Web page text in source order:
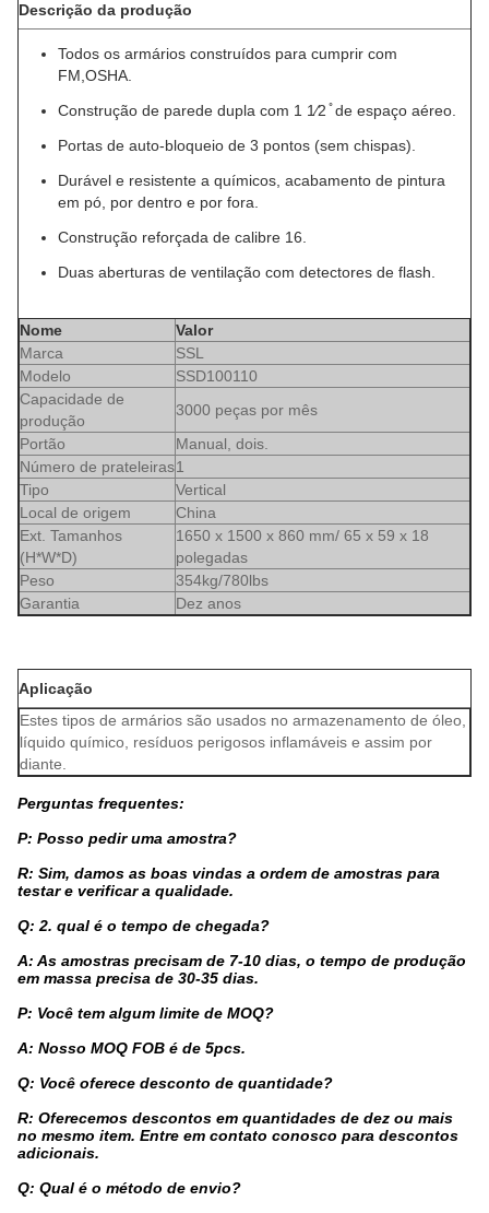
Descrição da produção
Todos os armários construídos para cumprir com
FM,OSHA.
Construção de parede dupla com 1 1⁄2 ̊ de espaço aéreo.
Portas de auto-bloqueio de 3 pontos (sem chispas).
Durável e resistente a químicos, acabamento de pintura
em pó, por dentro e por fora.
Construção reforçada de calibre 16.
Duas aberturas de ventilação com detectores de flash.
Nome
Valor
Marca
SSL
Modelo
SSD100110
Capacidade de
produção
3000 peças por mês
Portão
Manual, dois.
Número de prateleiras1
Tipo
Vertical
Local de origem
China
Ext. Tamanhos
(H*W*D)
1650 x 1500 x 860 mm/ 65 x 59 x 18
polegadas
Peso
354kg/780lbs
Garantia
Dez anos
Aplicação
Estes tipos de armários são usados no armazenamento de óleo,
líquido químico, resíduos perigosos inflamáveis e assim por
diante.
Perguntas frequentes:
P: Posso pedir uma amostra?
R: Sim, damos as boas vindas a ordem de amostras para
testar e verificar a qualidade.
Q: 2. qual é o tempo de chegada?
A: As amostras precisam de 7-10 dias, o tempo de produção
em massa precisa de 30-35 dias.
P: Você tem algum limite de MOQ?
A: Nosso MOQ FOB é de 5pcs.
Q: Você oferece desconto de quantidade?
R: Oferecemos descontos em quantidades de dez ou mais
no mesmo item. Entre em contato conosco para descontos
adicionais.
Q: Qual é o método de envio?